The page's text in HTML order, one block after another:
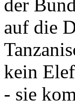
der
auf die
kein
- sie